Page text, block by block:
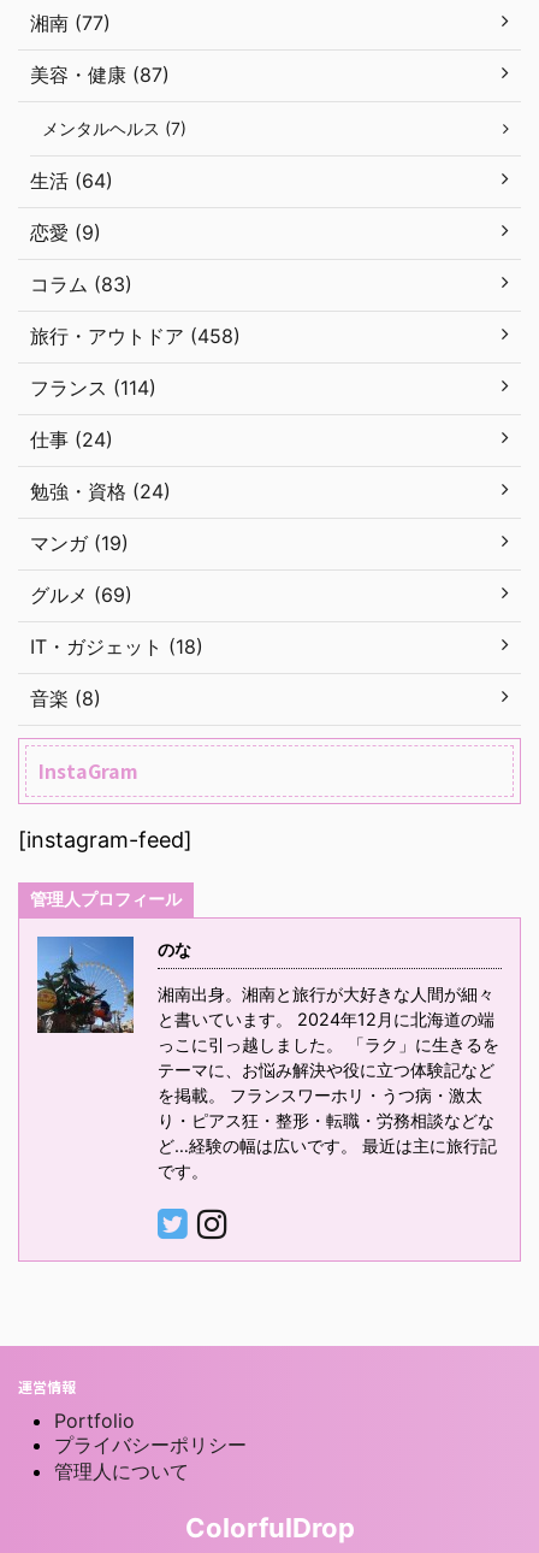
湘南 (77)
美容・健康 (87)
メンタルヘルス (7)
生活 (64)
恋愛 (9)
コラム (83)
旅行・アウトドア (458)
フランス (114)
仕事 (24)
勉強・資格 (24)
マンガ (19)
グルメ (69)
IT・ガジェット (18)
音楽 (8)
InstaGram
[instagram-feed]
管理人プロフィール
のな
湘南出身。湘南と旅行が大好きな人間が細々
と書いています。 2024年12月に北海道の端
っこに引っ越しました。 「ラク」に生きるを
テーマに、お悩み解決や役に立つ体験記など
を掲載。 フランスワーホリ・うつ病・激太
り・ピアス狂・整形・転職・労務相談などな
ど…経験の幅は広いです。 最近は主に旅行記
です。
運営情報
Portfolio
プライバシーポリシー
管理人について
ColorfulDrop